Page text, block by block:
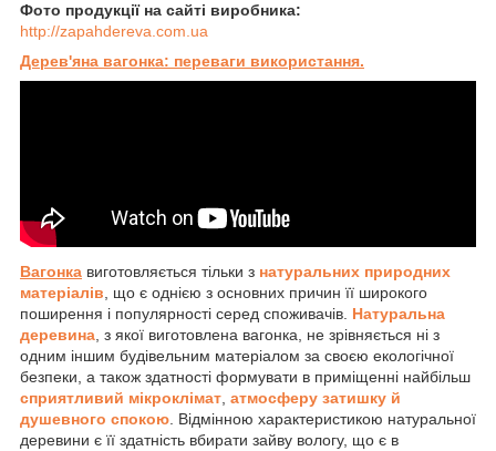
Фото продукції на сайті виробника:
http://zapahdereva.com.ua
Дерев'яна вагонка: переваги використання.
Вагонка виготовляється тільки з натуральних природних
матеріалів , що є однією з основних причин її широкого
поширення і популярності серед споживачів. Натуральна
деревина , з якої виготовлена вагонка, не зрівняється ні з
одним іншим будівельним матеріалом за своєю екологічної
безпеки, а також здатності формувати в приміщенні найбільш
сприятливий мікроклімат атмосферу затишку й
душевного спокою . Відмінною характеристикою натуральної
деревини є її здатність вбирати зайву вологу, що є в